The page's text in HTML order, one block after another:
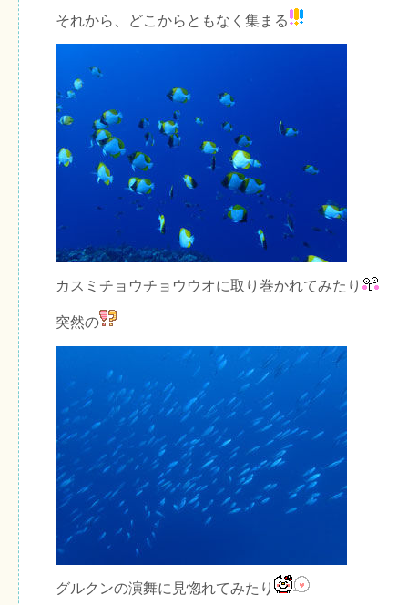
それから、どこからともなく集まる
カスミチョウチョウウオに取り巻かれてみたり
突然の
グルクンの演舞に見惚れてみたり